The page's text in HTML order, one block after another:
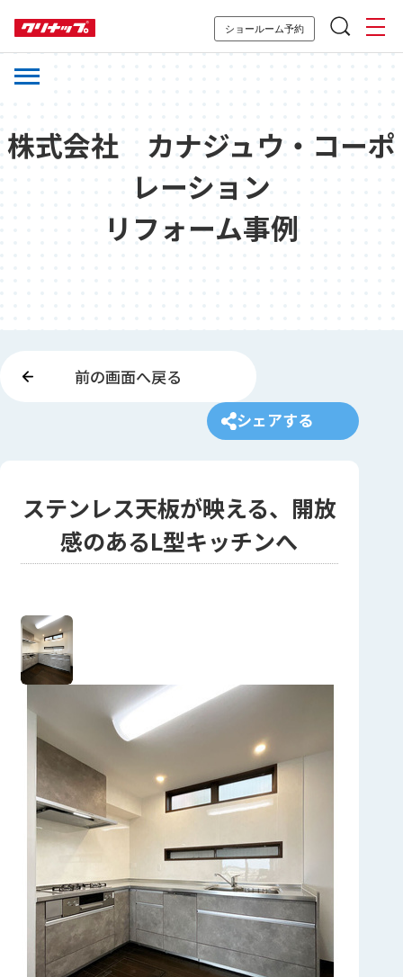
ショールーム予約
株式会社 カナジュウ・コーポ
レーション
リフォーム事例
前の画面へ戻る
シェアする
ステンレス天板が映える、開放
感のあるL型キッチンへ